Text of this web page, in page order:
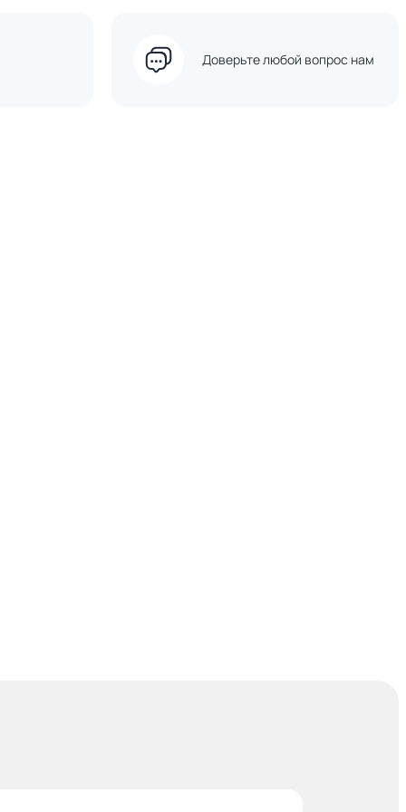
Доверьте любой вопрос нам